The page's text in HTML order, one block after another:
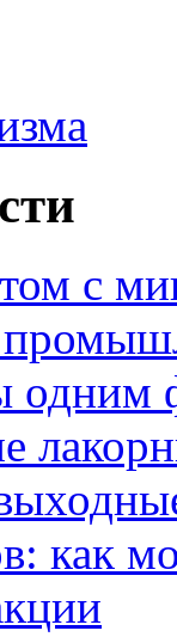
с
одним
как